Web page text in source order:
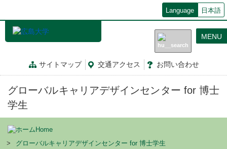
Language 日本語
サイトマップ 交通アクセス お問い合わせ
MENU
グローバルキャリアデザインセンター for 博士
学生
Home
グローバルキャリアデザインセンター for 博士学生